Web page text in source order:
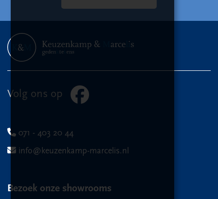
Volg ons op
071 - 403 20 44
info@keuzenkamp-marcelis.nl
Bezoek onze showrooms